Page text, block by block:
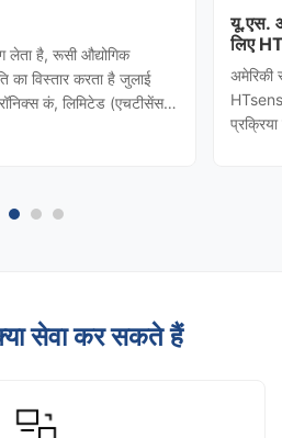
लेता है, रूसी औद्योगिक
का विस्तार करता है जुलाई
कं, लिमिटेड (एचटीसेंसर)
यू.एस.
लिए
अमेरिकी
सेवा कर सकते हैं